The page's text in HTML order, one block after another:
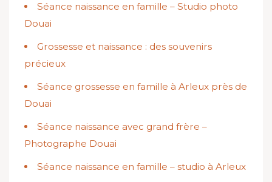
Séance naissance en famille – Studio photo
Douai
Grossesse et naissance : des souvenirs
précieux
Séance grossesse en famille à Arleux près de
Douai
Séance naissance avec grand frère –
Photographe Douai
Séance naissance en famille – studio à Arleux